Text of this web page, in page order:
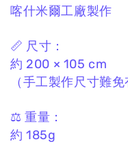
喀什米爾工廠製作
📏 尺寸：
約 200 × 105 cm
（手工製作尺寸難
⚖️ 重量：
約 185g